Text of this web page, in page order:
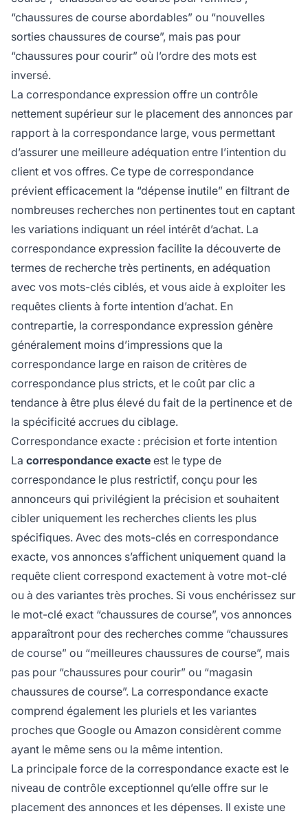
“chaussures de course abordables” ou “nouvelles
sorties chaussures de course”, mais pas pour
“chaussures pour courir” où l’ordre des mots est
inversé.
La correspondance expression offre un contrôle
nettement supérieur sur le placement des annonces par
rapport à la correspondance large, vous permettant
d’assurer une meilleure adéquation entre l’intention du
client et vos offres. Ce type de correspondance
prévient efficacement la “dépense inutile” en filtrant de
nombreuses recherches non pertinentes tout en captant
les variations indiquant un réel intérêt d’achat. La
correspondance expression facilite la découverte de
termes de recherche très pertinents, en adéquation
avec vos mots-clés ciblés, et vous aide à exploiter les
requêtes clients à forte intention d’achat. En
contrepartie, la correspondance expression génère
généralement moins d’impressions que la
correspondance large en raison de critères de
correspondance plus stricts, et le coût par clic a
tendance à être plus élevé du fait de la pertinence et de
la spécificité accrues du ciblage.
Correspondance exacte : précision et forte intention
La correspondance exacte est le type de
correspondance le plus restrictif, conçu pour les
annonceurs qui privilégient la précision et souhaitent
cibler uniquement les recherches clients les plus
spécifiques. Avec des mots-clés en correspondance
exacte, vos annonces s’affichent uniquement quand la
requête client correspond exactement à votre mot-clé
ou à des variantes très proches. Si vous enchérissez sur
le mot-clé exact “chaussures de course”, vos annonces
apparaîtront pour des recherches comme “chaussures
de course” ou “meilleures chaussures de course”, mais
pas pour “chaussures pour courir” ou “magasin
chaussures de course”. La correspondance exacte
comprend également les pluriels et les variantes
proches que Google ou Amazon considèrent comme
ayant le même sens ou la même intention.
La principale force de la correspondance exacte est le
niveau de contrôle exceptionnel qu’elle offre sur le
placement des annonces et les dépenses. Il existe une